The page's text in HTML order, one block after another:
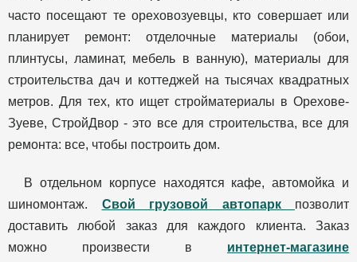
часто посещают те ореховозуевцы, кто совершает или
планирует ремонт: отделочные материалы (обои,
плинтусы, ламинат, мебель в ванную), материалы для
строительства дач и коттеджей на тысячах квадратных
метров. Для тех, кто ищет стройматериалы в Орехове-
Зуеве, СтройДвор - это все для строительства, все для
ремонта: все, чтобы построить дом.
В отдельном корпусе находятся кафе, автомойка и
шиномонтаж. Свой грузовой автопарк позволит
доставить любой заказ для каждого клиента. Заказ
можно произвести в интернет-магазине